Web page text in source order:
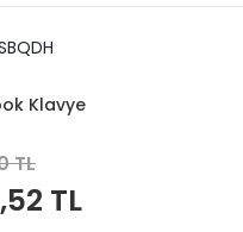
Klavye
TL
TL